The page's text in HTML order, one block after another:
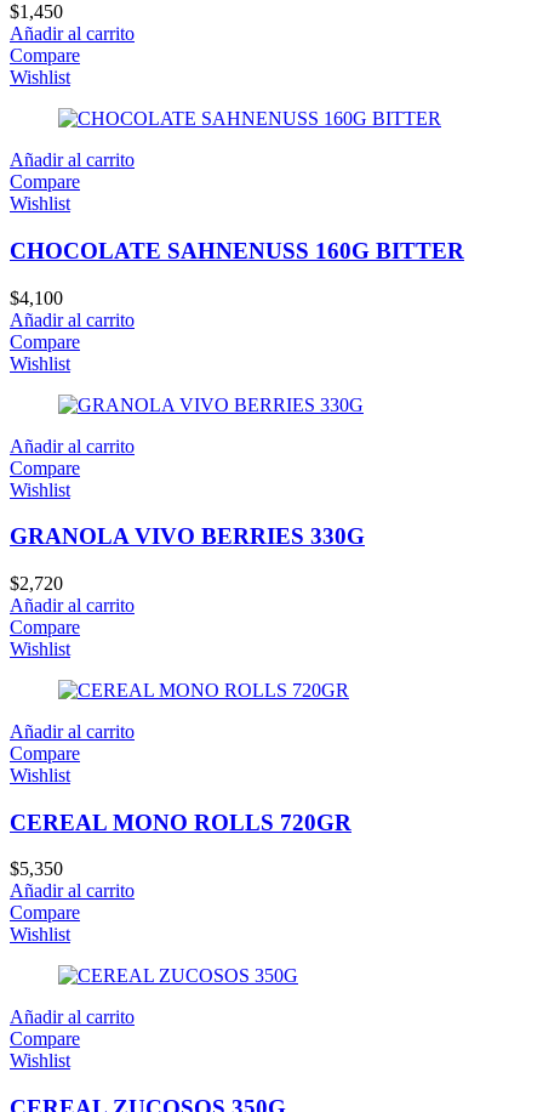
$1,450
Añadir al carrito
Compare
Wishlist
Añadir al carrito
Compare
Wishlist
CHOCOLATE SAHNENUSS 160G BITTER
$4,100
Añadir al carrito
Compare
Wishlist
Añadir al carrito
Compare
Wishlist
GRANOLA VIVO BERRIES 330G
$2,720
Añadir al carrito
Compare
Wishlist
Añadir al carrito
Compare
Wishlist
CEREAL MONO ROLLS 720GR
$5,350
Añadir al carrito
Compare
Wishlist
Añadir al carrito
Compare
Wishlist